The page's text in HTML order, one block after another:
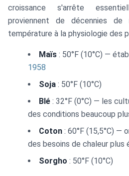
croissance s'arrête
proviennent de décennies de
température à la physiologie des
Maïs : 50°F (10°C) —
1958
Soja : 50°F (10°C)
Blé : 32°F (0°C) — les
des conditions beaucoup
Coton : 60°F (15,5°C) —
des besoins de chaleur plus
Sorgho : 50°F (10°C)